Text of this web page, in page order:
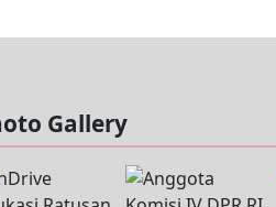
Gallery